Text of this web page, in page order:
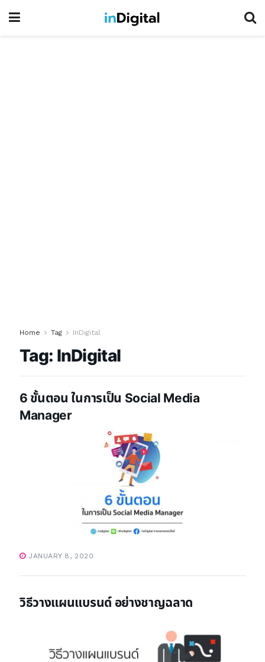
Home Tag InDigital
Tag: InDigital
6 ขั้นตอน ในการเป็น Social Media
Manager
JANUARY 8, 2020
วิธีวางแผนแบรนด์ อย่างชาญฉลาด